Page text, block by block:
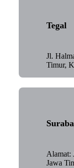
Tegal
Jl.
Timur,
Alamat:
Jawa